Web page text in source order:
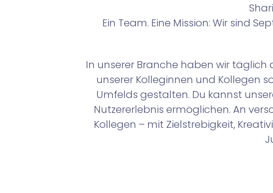
Ein Team. Eine Mission: Wir sind
In unserer Branche haben wir
unserer Kolleginnen und Kollegen
Umfelds gestalten. Du kannst
Nutzererlebnis ermöglichen. An
Kollegen – mit Zielstrebigkeit,